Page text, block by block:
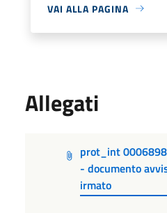
VAI ALLA PAGINA
Allegati
prot_int
- documento
irmato